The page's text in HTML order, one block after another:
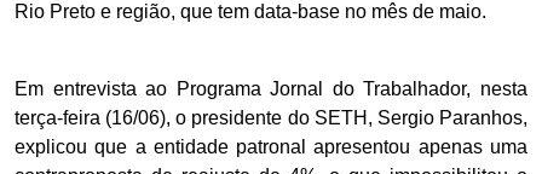
Rio Preto e região, que tem data-base no mês de maio.
Em entrevista ao Programa Jornal do Trabalhador, nesta
terça-feira (16/06), o presidente do SETH, Sergio Paranhos,
explicou que a entidade patronal apresentou apenas uma